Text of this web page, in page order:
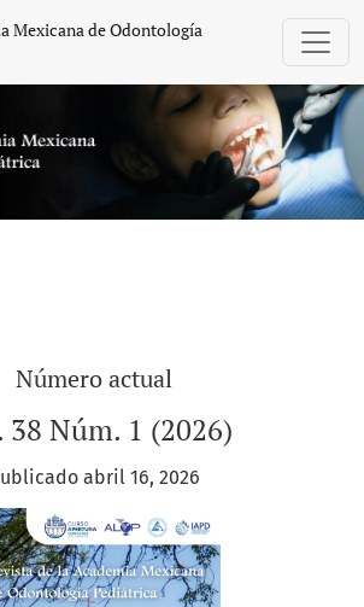
Mexicana de
Mexicana de Odontología
Número actual
38 Núm. 1 (2026)
abril 16, 2026